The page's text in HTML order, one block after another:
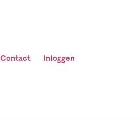
Contact Inloggen